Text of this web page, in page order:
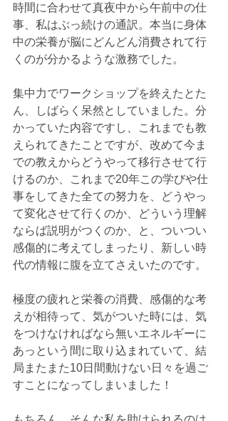
時間に合わせて真夜中から午前中の仕
事、私はぶっ続けの通訳。本当に身体
中の栄養が脳にどんどん消費されて行
くのが分かるような激務でした。
集中力でワークショップを終えたとた
ん、しばらく呆然としていました。分
かっていた内容ですし、これまでも教
えられてきたことですが、改めて今ま
での教えからどうやって移行させて行
けるのか、これまで20年この学びや仕
事をしてきた全ての努力を、どうやっ
て変化させて行くのか、どういう理解
ならば説明がつくのか、と、ついつい
感傷的に考えてしまったり、新しい時
代の情報に腹を立てさえいたのです。
極度の疲れと栄養の消費、感傷的な考
えが相待って、気がついた時には、気
をつけなければなら無いエネルギーに
あっという間に取り込まれていて、結
局またまた10日間動けない日々を過ご
すことになってしまいました！